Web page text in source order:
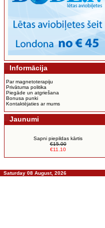
Informācija
Par magnetoterapiju
Privātuma politika
Piegāde un atgriešana
Bonusa punki
Kontaktējaties ar mums
Jaunumi
Sapni piepildas kārtis
€15.00
€11.10
Saturday 08 August, 2026